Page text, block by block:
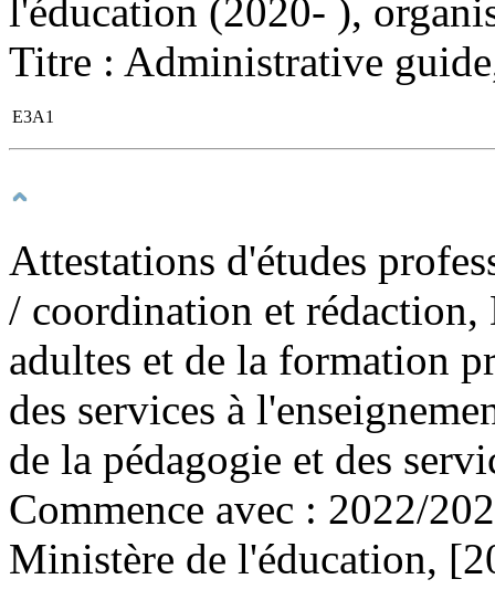
l'éducation (2020- ),
Titre : Administrative
E3A1
Attestations d'études
/ coordination et
adultes et de la formation
des services à
de la pédagogie et des
Commence avec : 2022/
Ministère de l'éducation,